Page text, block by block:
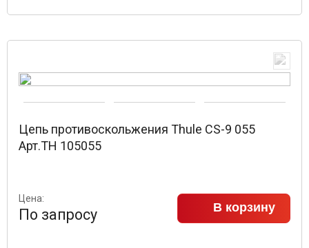
Цепь противоскольжения Thule CS-9 055
Арт.TH 105055
Цена:
По запросу В корзину